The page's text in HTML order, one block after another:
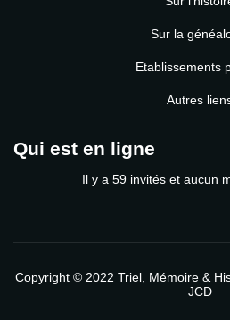
Sur la
Etablissements
Autres
Qui est en ligne
Il y a 59 invités et aucun
Copyright © 2022 Triel, Mémoire &
JCD